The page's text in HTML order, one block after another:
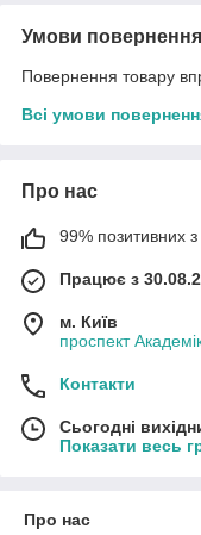
Умови повернення
Повернення товару
Всі умови
Про нас
99% позитивних з
Працює з
м. Київ
проспект
Контакти
Сьогодні
Показати весь
Про нас